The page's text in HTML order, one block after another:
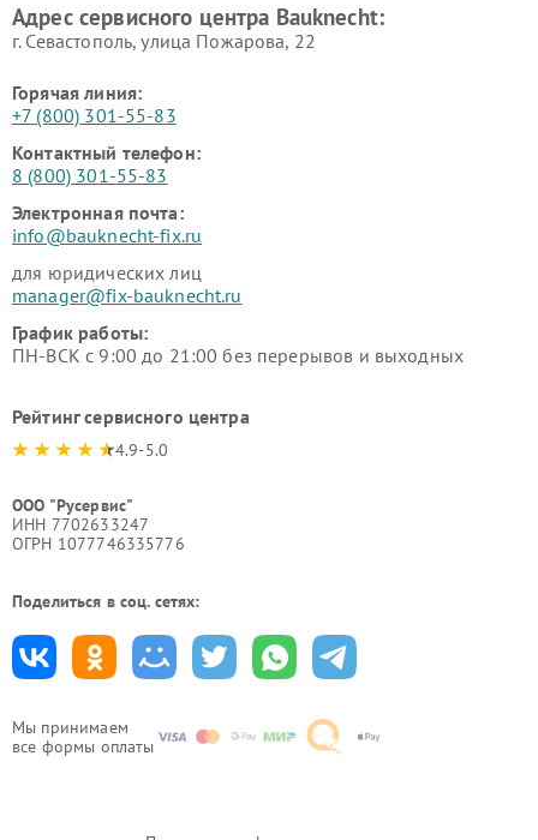
Мы принимаем
все формы оплаты
Адрес сервисного центра Bauknecht:
г. Севастополь, улица Пожарова, 22
Горячая линия:
+7 (800) 301-55-83
Контактный телефон:
8 (800) 301-55-83
Электронная почта:
info@bauknecht-fix.ru
для юридических лиц
manager@fix-bauknecht.ru
График работы:
ПН-ВСК с 9:00 до 21:00 без перерывов и выходных
Рейтинг сервисного центра
4.9-5.0
ООО "Русервис"
ИНН 7702633247
ОГРН 1077746335776
Поделиться в соц. сетях: